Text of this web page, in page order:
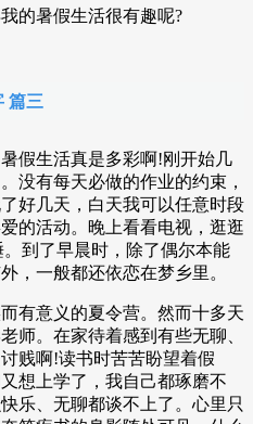
暑假生活很有趣呢?
篇三
生活真是多彩啊!刚开始几
没有每天必做的作业的约束，
好几天，白天我可以任意时段
的活动。晚上看看电视，逛逛
到了早晨时，除了偶尔本能
，一般都还依恋在梦乡里。
意义的夏令营。然而十多天
师。在家待着感到有些无聊、
贱啊!读书时苦苦盼望着假
想上学了，我自己都琢磨不
乐、无聊都谈不上了。心里只